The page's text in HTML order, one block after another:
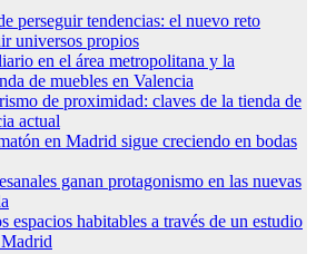
perseguir tendencias: el nuevo reto
universos propios
en el área metropolitana y la
de muebles en Valencia
de proximidad: claves de la tienda de
actual
en Madrid sigue creciendo en bodas
ganan protagonismo en las nuevas
espacios habitables a través de un estudio